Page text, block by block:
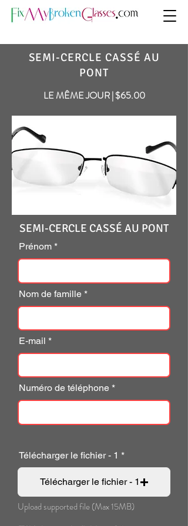
SEMI-CERCLE CASSÉ AU
PONT
LE MÊME JOUR | $65.00
SEMI-CERCLE CASSÉ AU PONT
Prénom
Nom de famille
E-mail
Numéro de téléphone
Télécharger le fichier - 1
Télécharger le fichier - 1
Upload supported file (Max 15MB)